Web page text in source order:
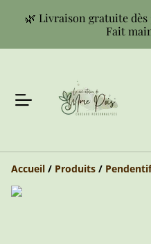
🌿 Livraison gratuite dès
Fait
Accueil / Produits /